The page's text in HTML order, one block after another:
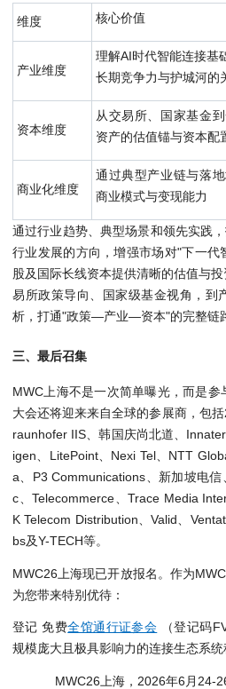
维度 核心价值
产业维度
理解AI时代智能连接基
长期竞争力与护城河的
资本维度
从交易所、国家基金
资产的估值锚与资本配
商业化维度
通过典型产业链与落
商业模式与变现能力
通过行业趋势、典型场景和领先实践
行业发展的方向，增强市场对"下一代
股及国际长线资本提供清晰的估值与
易所政策导向、国家级基金视角，到
析，打通"政策—产业—资本"的完整链
三、最后召集
MWC上海不是一次简单曝光，而是参
大会还将迎来来自全球的参展商，包
raunhofer IIS、韩国庆尚北道、
igen、LitePoint、Nexi Tel、NTT
a、P3 Communications、新加坡电
c、Telecommerce、Trace Media
K Telecom Distribution、Valid、
bs及Y-TECH等。
MWC26上海现已开放报名。作为
为您带来特别优待：
登记 免费全馆通行证参会 （登记码
规模庞大且极具影响力的连接生态系统
MWC26上海，2026年6月24-